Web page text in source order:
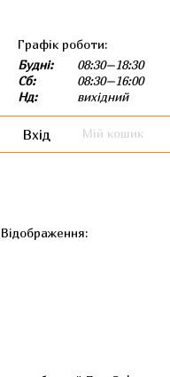
Графік роботи:
Будні:
08:30–18:30
Сб:
08:30–16:00
Нд:
вихідний
Вхід Мій кошик
Відображення: